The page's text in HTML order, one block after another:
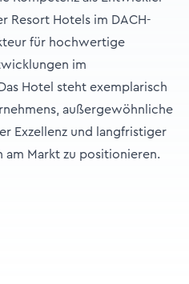
Resort Hotels im DACH-
für hochwertige
im
Hotel steht exemplarisch
außergewöhnliche
Exzellenz und langfristiger
Markt zu positionieren.